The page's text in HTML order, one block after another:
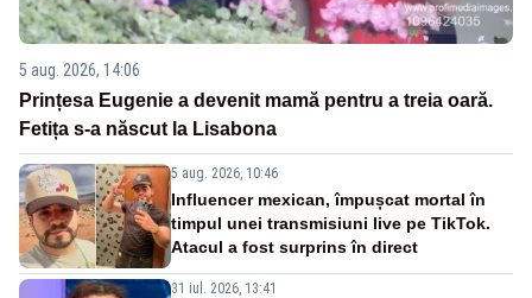
5 aug. 2026, 14:06
Prințesa Eugenie a devenit mamă pentru a treia oară.
Fetița s-a născut la Lisabona
5 aug. 2026, 10:46
Influencer mexican, împușcat mortal în
timpul unei transmisiuni live pe TikTok.
Atacul a fost surprins în direct
31 iul. 2026, 13:41